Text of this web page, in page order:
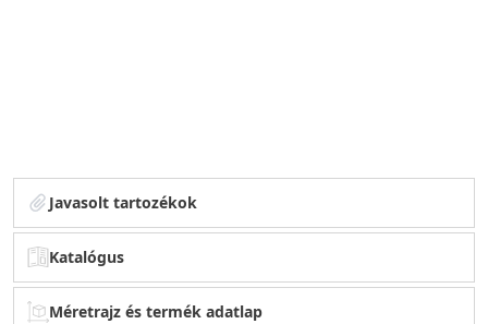
Javasolt tartozékok
Katalógus
Méretrajz és termék adatlap